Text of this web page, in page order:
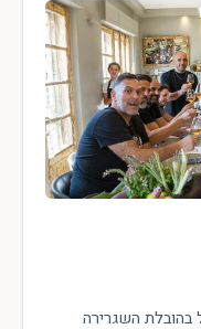
בהובלת השגרירה